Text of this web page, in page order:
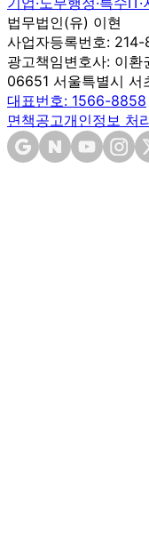
법무법인(유) 이현
사업자등록번호:
광고책임변호사: 이환
06651 서울특별시 서
대표번호: 1566-8858
면책공고개인정보 처